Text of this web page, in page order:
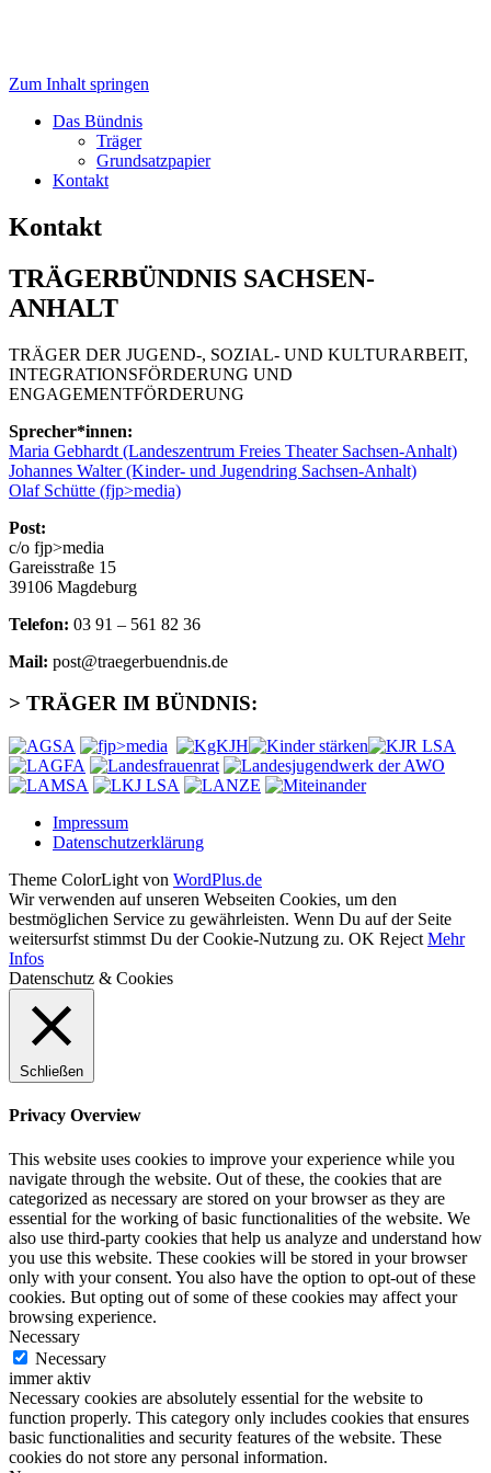
Trägerbündnis
der Jugend-, Sozial- und Kulturarbeit,
Integrationsarbeit und
Engagementförderung
Zum Inhalt springen
Das Bündnis
Träger
Grundsatzpapier
Kontakt
Kontakt
TRÄGERBÜNDNIS SACHSEN-
ANHALT
TRÄGER DER JUGEND-, SOZIAL- UND KULTURARBEIT,
INTEGRATIONSFÖRDERUNG UND
ENGAGEMENTFÖRDERUNG
Sprecher*innen:
Maria Gebhardt (Landeszentrum Freies Theater Sachsen-Anhalt)
Johannes Walter (Kinder- und Jugendring Sachsen-Anhalt)
Olaf Schütte (fjp>media)
Post:
c/o fjp>media
Gareisstraße 15
39106 Magdeburg
Telefon: 03 91 – 561 82 36
Mail: post@traegerbuendnis.de
> TRÄGER IM BÜNDNIS:
Impressum
Datenschutzerklärung
Theme ColorLight von WordPlus.de
Wir verwenden auf unseren Webseiten Cookies, um den
bestmöglichen Service zu gewährleisten. Wenn Du auf der Seite
weitersurfst stimmst Du der Cookie-Nutzung zu. OK Reject Mehr
Infos
Datenschutz & Cookies
Schließen
Privacy Overview
This website uses cookies to improve your experience while you
navigate through the website. Out of these, the cookies that are
categorized as necessary are stored on your browser as they are
essential for the working of basic functionalities of the website. We
also use third-party cookies that help us analyze and understand how
you use this website. These cookies will be stored in your browser
only with your consent. You also have the option to opt-out of these
cookies. But opting out of some of these cookies may affect your
browsing experience.
Necessary
Necessary
immer aktiv
Necessary cookies are absolutely essential for the website to
function properly. This category only includes cookies that ensures
basic functionalities and security features of the website. These
cookies do not store any personal information.